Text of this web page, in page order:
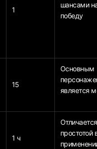
1
шансами
победу
15
Основным
является
1 ч
Отличается
простотой